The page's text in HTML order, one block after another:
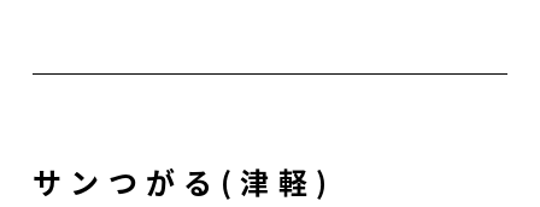
サンつがる(津軽)